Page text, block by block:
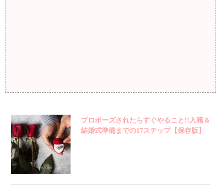
プロポーズされたらすぐやること!!入籍＆
結婚式準備までの17ステップ【保存版】